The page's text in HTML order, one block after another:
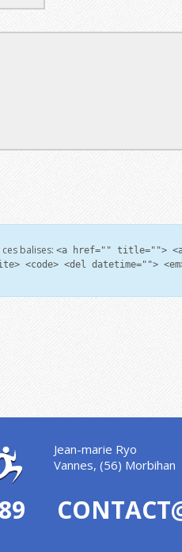
balises: <a href="" title="">
<code> <del datetime="">
Jean-marie Ryo
Vannes, (56) Morbihan